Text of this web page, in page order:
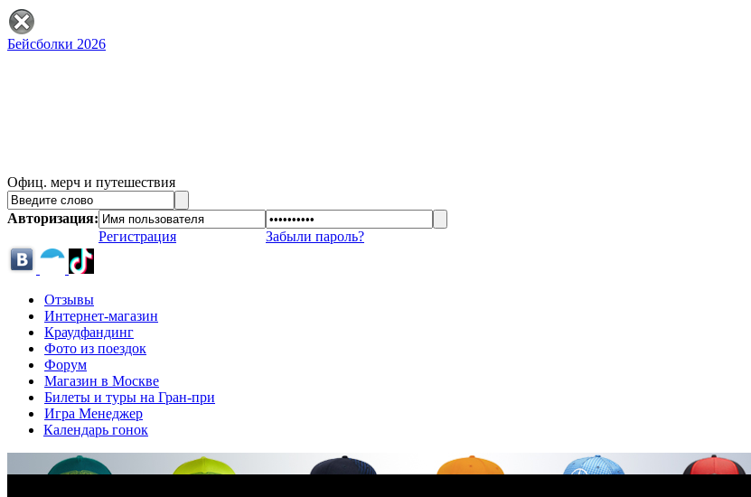
Бейсболки 2026
Офиц. мерч и путешествия
Авторизация:
Регистрация
Забыли пароль?
Отзывы
Интернет-магазин
Краудфандинг
Фото из поездок
Форум
Магазин в Москве
Билеты и туры на Гран-при
Игра Менеджер
Календарь гонок